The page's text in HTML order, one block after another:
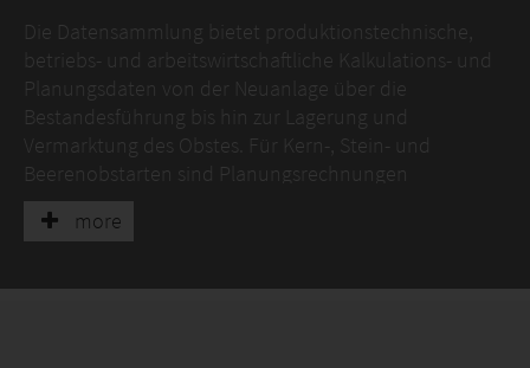
Die Datensammlung bietet produktionstechnische,
betriebs- und arbeitswirtschaftliche Kalkulations- und
Planungsdaten von der Neuanlage über die
Bestandesführung bis hin zur Lagerung und
Vermarktung des Obstes. Für Kern-, Stein- und
Beerenobstarten sind Planungsrechnungen
exemplarisch aufgeführt.
more